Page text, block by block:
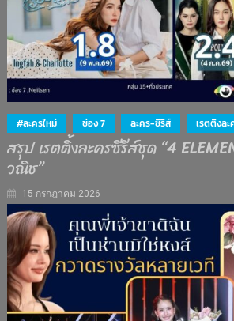
#ละครใหม่ ช่อง 7 ละคร-ซีรีส์ เรตติงละ
สรุป เรตติ้งละครซีรีส์ชุด “4
วณิช”
15 กรกฎาคม 2026